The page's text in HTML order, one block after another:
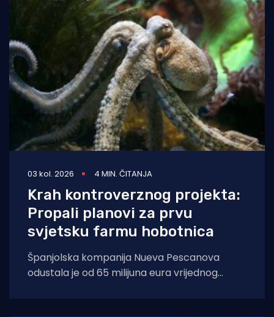
03 kol. 2026 4 MIN. ČITANJA
Krah kontroverznog projekta:
Propali planovi za prvu
svjetsku farmu hobotnica
Španjolska kompanija Nueva Pescanova
odustala je od 65 milijuna eura vrijednog